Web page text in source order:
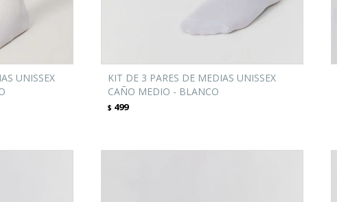
UNISSEX
KIT DE 3 PARES DE MEDIAS UNISSEX
CAÑO MEDIO - BLANCO
$ 499